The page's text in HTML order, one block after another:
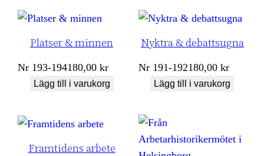
Platser & minnen
Nr 193-194180,00kr
Lägg till i varukorg
Nyktra & debattsugna
Nr 191-192180,00kr
Lägg till i varukorg
Framtidens arbete